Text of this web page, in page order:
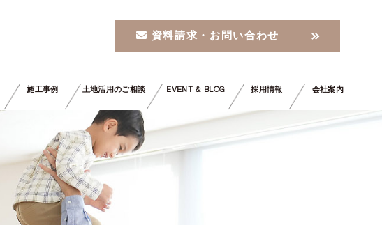
資料請求・お問い合わせ
施工事例 土地活用のご相談 EVENT ＆ BLOG 採用情報 会社案内